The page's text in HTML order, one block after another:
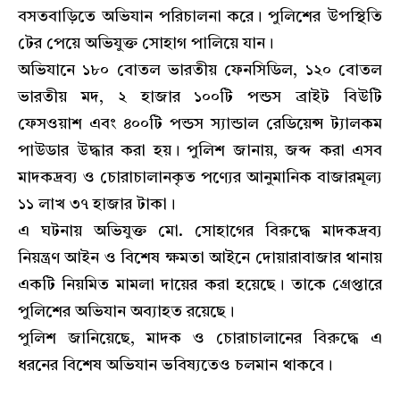
বসতবাড়িতে অভিযান পরিচালনা করে। পুলিশের উপস্থিতি
টের পেয়ে অভিযুক্ত সোহাগ পালিয়ে যান।
অভিযানে ১৮০ বোতল ভারতীয় ফেনসিডিল, ১২০ বোতল
ভারতীয় মদ, ২ হাজার ১০০টি পন্ডস ব্রাইট বিউটি
ফেসওয়াশ এবং ৪০০টি পন্ডস স্যান্ডাল রেডিয়েন্স ট্যালকম
পাউডার উদ্ধার করা হয়। পুলিশ জানায়, জব্দ করা এসব
মাদকদ্রব্য ও চোরাচালানকৃত পণ্যের আনুমানিক বাজারমূল্য
১১ লাখ ৩৭ হাজার টাকা।
এ ঘটনায় অভিযুক্ত মো. সোহাগের বিরুদ্ধে মাদকদ্রব্য
নিয়ন্ত্রণ আইন ও বিশেষ ক্ষমতা আইনে দোয়ারাবাজার থানায়
একটি নিয়মিত মামলা দায়ের করা হয়েছে। তাকে গ্রেপ্তারে
পুলিশের অভিযান অব্যাহত রয়েছে।
পুলিশ জানিয়েছে, মাদক ও চোরাচালানের বিরুদ্ধে এ
ধরনের বিশেষ অভিযান ভবিষ্যতেও চলমান থাকবে।